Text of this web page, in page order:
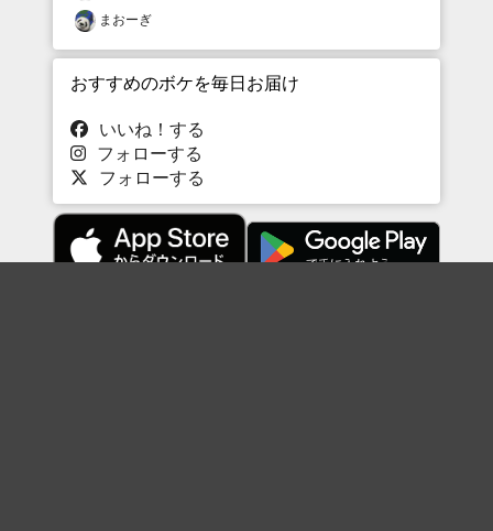
まおーぎ
おすすめのボケを毎日お届け
いいね！する
フォローする
フォローする